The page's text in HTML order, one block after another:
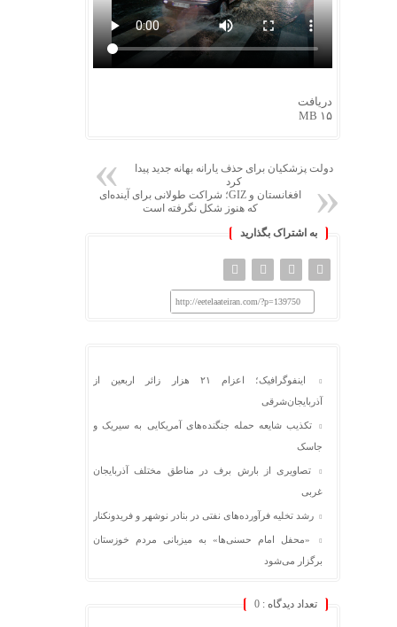
دریافت
۱۵ MB
دولت پزشکیان برای حذف یارانه بهانه جدید پیدا
کرد
افغانستان و GIZ؛ شراکت طولانی برای آینده‌ای
که هنوز شکل نگرفته است
به اشتراک بگذارید
http://eetelaateiran.com/?p=139750
اینفوگرافیک؛ اعزام ۲۱ هزار زائر اربعین از
آذربایجان‌شرقی
تکذیب شایعه حمله جنگنده‌های آمریکایی به سیریک و
جاسک
تصاویری از بارش برف در مناطق مختلف آذربایجان
غربی
رشد تخلیه فرآورده‌های نفتی در بنادر نوشهر و فریدونکنار
«محفل امام حسنی‌ها» به میزبانی مردم خوزستان
برگزار می‌شود
تعداد دیدگاه : 0